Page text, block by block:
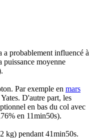
a probablement influencé à
puissance moyenne
Par exemple en mars
D'autre part, les
en bas du col avec
en 11min50s).
kg) pendant 41min50s.